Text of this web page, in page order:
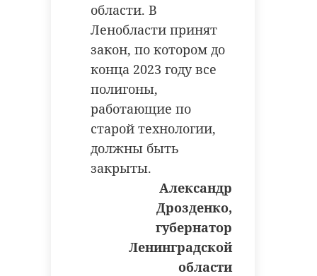
области. В
Ленобласти принят
закон, по котором до
конца 2023 году все
полигоны,
работающие по
старой технологии,
должны быть
закрыты.
Александр
Дрозденко,
губернатор
Ленинградской
области